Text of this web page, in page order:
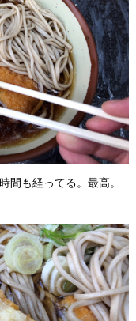
間も経ってる。最高。